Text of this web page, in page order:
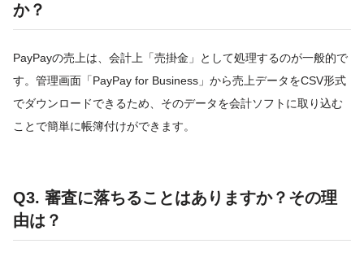
か？
PayPayの売上は、会計上「売掛金」として処理するのが一般的で
す。管理画面「PayPay for Business」から売上データをCSV形式
でダウンロードできるため、そのデータを会計ソフトに取り込む
ことで簡単に帳簿付けができます。
Q3. 審査に落ちることはありますか？その理
由は？